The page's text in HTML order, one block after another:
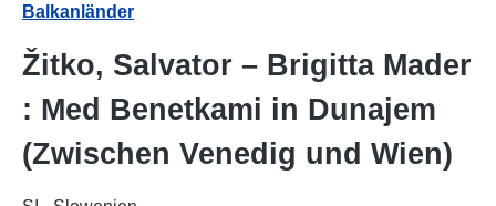
Balkanländer
Žitko, Salvator – Brigitta Mader
: Med Benetkami in Dunajem
(Zwischen Venedig und Wien)